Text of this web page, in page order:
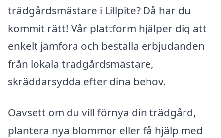
trädgårdsmästare i Lillpite? Då har du
kommit rätt! Vår plattform hjälper dig att
enkelt jämföra och beställa erbjudanden
från lokala trädgårdsmästare,
skräddarsydda efter dina behov.
Oavsett om du vill förnya din trädgård,
plantera nya blommor eller få hjälp med